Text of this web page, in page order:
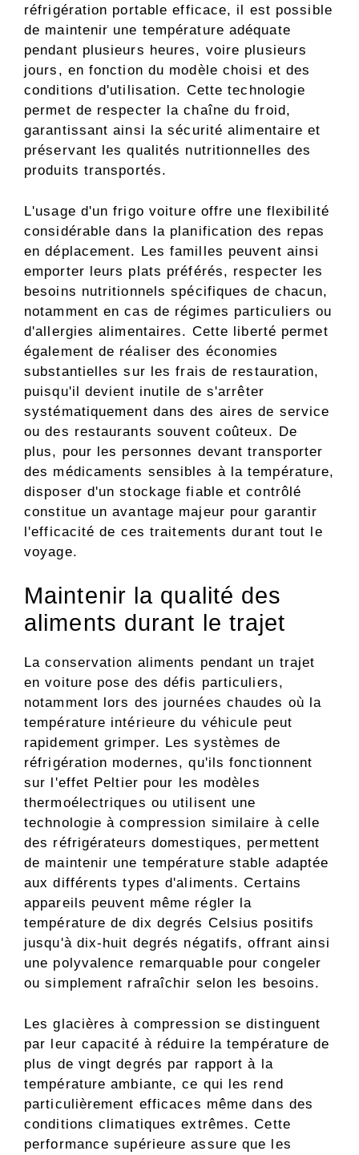
réfrigération portable efficace, il est possible
de maintenir une température adéquate
pendant plusieurs heures, voire plusieurs
jours, en fonction du modèle choisi et des
conditions d'utilisation. Cette technologie
permet de respecter la chaîne du froid,
garantissant ainsi la sécurité alimentaire et
préservant les qualités nutritionnelles des
produits transportés.
L'usage d'un frigo voiture offre une flexibilité
considérable dans la planification des repas
en déplacement. Les familles peuvent ainsi
emporter leurs plats préférés, respecter les
besoins nutritionnels spécifiques de chacun,
notamment en cas de régimes particuliers ou
d'allergies alimentaires. Cette liberté permet
également de réaliser des économies
substantielles sur les frais de restauration,
puisqu'il devient inutile de s'arrêter
systématiquement dans des aires de service
ou des restaurants souvent coûteux. De
plus, pour les personnes devant transporter
des médicaments sensibles à la température,
disposer d'un stockage fiable et contrôlé
constitue un avantage majeur pour garantir
l'efficacité de ces traitements durant tout le
voyage.
Maintenir la qualité des
aliments durant le trajet
La conservation aliments pendant un trajet
en voiture pose des défis particuliers,
notamment lors des journées chaudes où la
température intérieure du véhicule peut
rapidement grimper. Les systèmes de
réfrigération modernes, qu'ils fonctionnent
sur l'effet Peltier pour les modèles
thermoélectriques ou utilisent une
technologie à compression similaire à celle
des réfrigérateurs domestiques, permettent
de maintenir une température stable adaptée
aux différents types d'aliments. Certains
appareils peuvent même régler la
température de dix degrés Celsius positifs
jusqu'à dix-huit degrés négatifs, offrant ainsi
une polyvalence remarquable pour congeler
ou simplement rafraîchir selon les besoins.
Les glacières à compression se distinguent
par leur capacité à réduire la température de
plus de vingt degrés par rapport à la
température ambiante, ce qui les rend
particulièrement efficaces même dans des
conditions climatiques extrêmes. Cette
performance supérieure assure que les